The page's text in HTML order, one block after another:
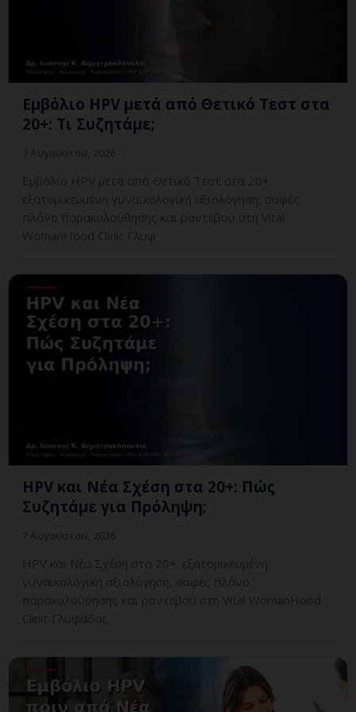
Εμβόλιο HPV μετά από Θετικό Τεστ στα
20+: Τι Συζητάμε;
Εμβόλιο HPV μετά από Θετικό Τεστ στα 20+:
εξατομικευμένη γυναικολογική αξιολόγηση, σαφές
πλάνο παρακολούθησης και ραντεβού στη Vital
WomanHood Clinic Γλυφ
HPV και Νέα Σχέση στα 20+: Πώς
Συζητάμε για Πρόληψη;
HPV και Νέα Σχέση στα 20+: εξατομικευμένη
γυναικολογική αξιολόγηση, σαφές πλάνο
παρακολούθησης και ραντεβού στη Vital WomanHood
Clinic Γλυφάδας.